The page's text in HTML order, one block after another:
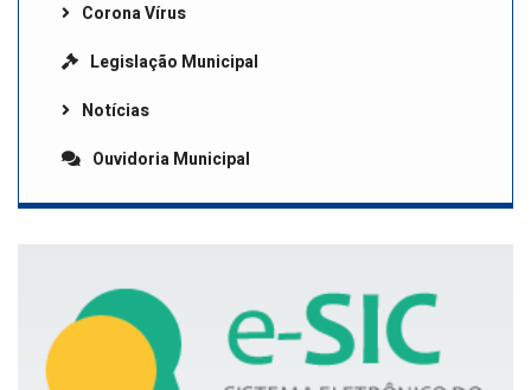
Corona Vírus
Legislação Municipal
Notícias
Ouvidoria Municipal